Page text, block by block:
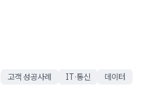
고객 성공사례 IT·통신 데이터